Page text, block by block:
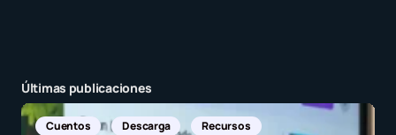
Últimas publicaciones
Noticias Internacionales